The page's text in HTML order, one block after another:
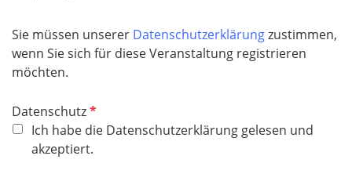
Sie müssen unserer Datenschutzerklärungzustimmen,
wenn Sie sich für diese Veranstaltung registrieren
möchten.
DatenschutzP
f
l
Ich habe die Datenschutzerklärung gelesen und
akzeptiert.